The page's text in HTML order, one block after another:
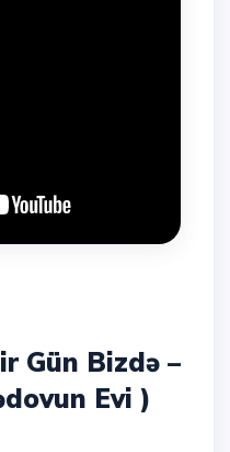
Gün Bizdə –
Evi )